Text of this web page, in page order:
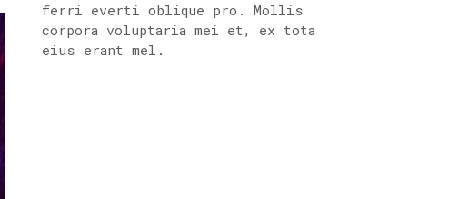
ferri everti oblique pro. Mollis
corpora voluptaria mei et, ex tota
eius erant mel.